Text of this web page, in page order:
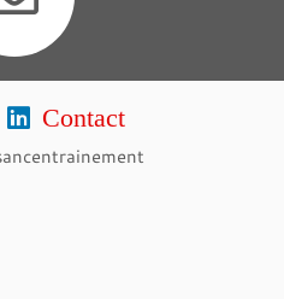
Contact